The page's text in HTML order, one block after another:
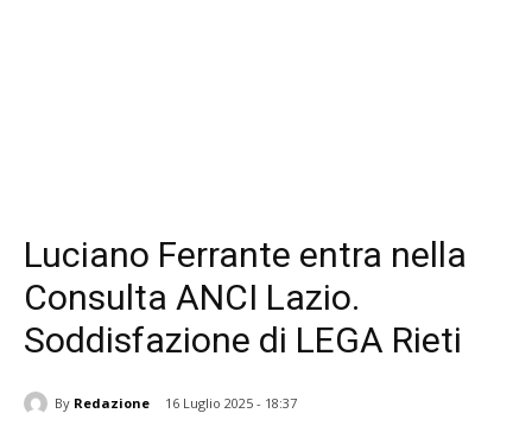
Luciano Ferrante entra nella
Consulta ANCI Lazio.
Soddisfazione di LEGA Rieti
By Redazione 16 Luglio 2025 - 18:37